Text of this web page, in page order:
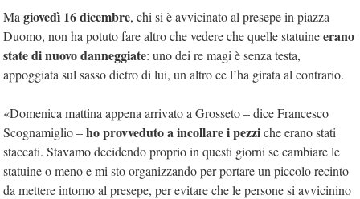
Ma giovedì 16 dicembre, chi si è avvicinato al presepe in piazza
Duomo, non ha potuto fare altro che vedere che quelle statuineerano
state di nuovo danneggiate: uno dei re magi è senza testa,
appoggiata sul sasso dietro di lui, un altro ce l’ha girata al contrario.
«Domenica mattina appena arrivato a Grosseto – dice Francesco
Scognamiglio –ho provveduto a incollare i pezziche erano stati
staccati. Stavamo decidendo proprio in questi giorni se cambiare le
statuine o meno e mi sto organizzando per portare un piccolo recinto
da mettere intorno al presepe, per evitare che le persone si avvicinino